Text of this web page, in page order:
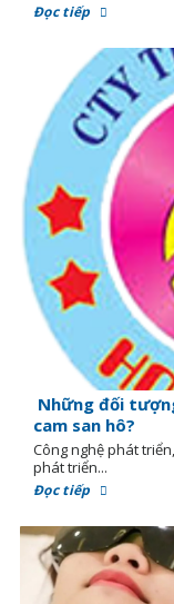
Đọc tiếp
Những đối
cam san hô?
Công nghệ phát
phát triển...
Đọc tiếp